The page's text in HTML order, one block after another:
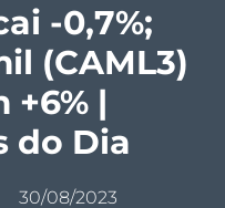
-0,7%;
(CAML3)
+6% |
do Dia
30/08/2023